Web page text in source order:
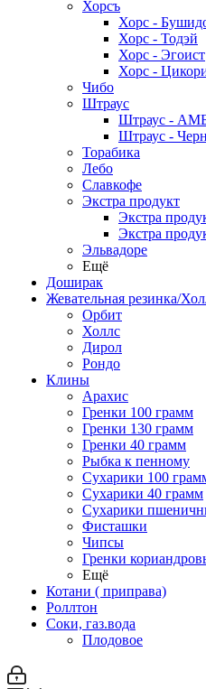
Хорсъ
Хорс -
Хорс - Тодэй
Хорс - Эгоист
Хорс -
Чибо
Штраус
Штраус -
Штраус -
Торабика
Лебо
Славкофе
Экстра продукт
Экстра
Экстра
Эльвадоре
Ещё
Доширак
Жевательная резинка/
Орбит
Холлс
Дирол
Рондо
Клины
Арахис
Гренки 100 грамм
Гренки 130 грамм
Гренки 40 грамм
Рыбка к пенному
Сухарики 100
Сухарики 40 грамм
Сухарики
Фисташки
Чипсы
Гренки
Ещё
Котани ( приправа)
Роллтон
Соки, газ.вода
Плодовое